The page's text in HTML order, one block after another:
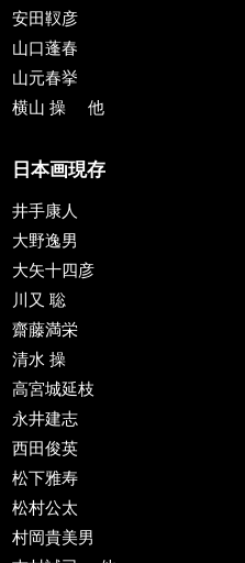
安田靫彦
山口蓬春
山元春挙
横山 操
他
日本画現存
井手康人
大野逸男
大矢十四彦
川又 聡
齋藤満栄
清水 操
高宮城延枝
永井建志
西田俊英
松下雅寿
松村公太
村岡貴美男